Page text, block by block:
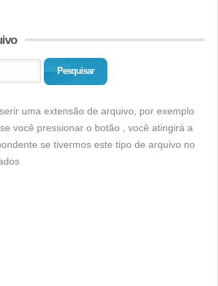
Pesquisar
uma extensão de arquivo, por exemplo
você pressionar o botão , você atingirá a
se tivermos este tipo de arquivo no